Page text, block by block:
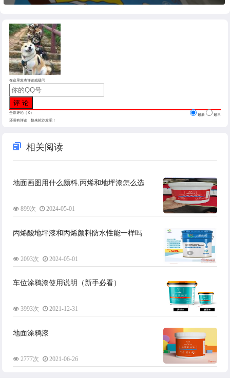
在这里发表评论或疑问
全部评论（ 0） 最新
最早
还没有评论，快来抢沙发吧！
相关阅读
地面画图用什么颜料,丙烯和地坪漆怎么选
899次 2024-05-01
丙烯酸地坪漆和丙烯颜料防水性能一样吗
2093次 2024-05-01
车位涂鸦漆使用说明（新手必看）
3993次 2021-12-31
地面涂鸦漆
2777次 2021-06-26